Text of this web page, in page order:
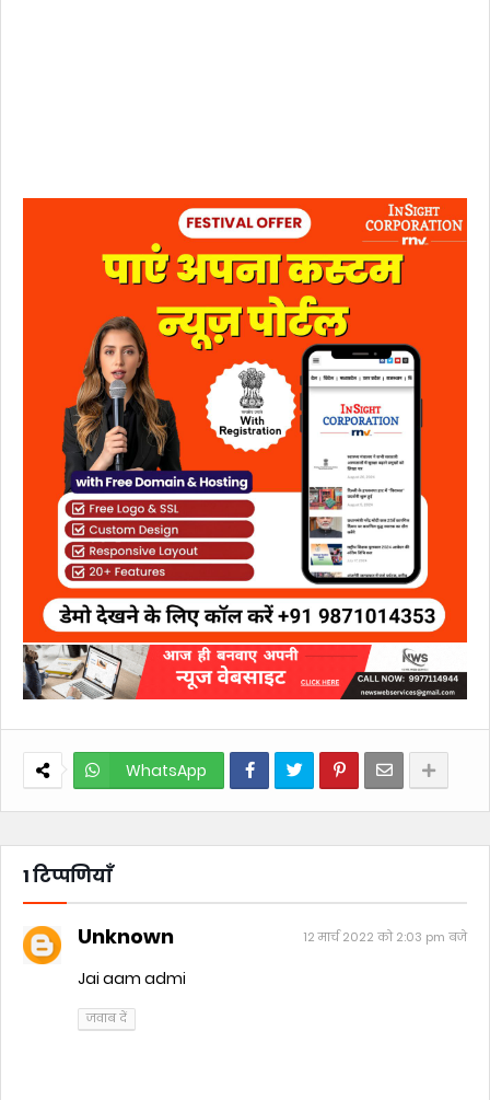
WhatsApp
1 टिप्पणियाँ
Unknown 12 मार्च 2022 को 2:03 pm बजे
Jai aam admi
जवाब दें